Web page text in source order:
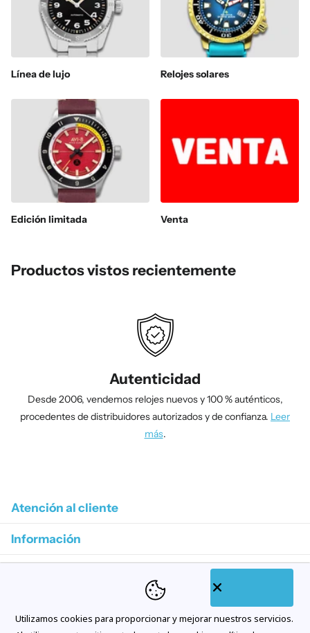
Línea de lujo Relojes solares
Edición limitada Venta
Productos vistos recientemente
Autenticidad
Desde 2006, vendemos relojes nuevos y 100 % auténticos,
procedentes de distribuidores autorizados y de confianza. Leer
más.
Atención al cliente
Información
Suscríbase a nuestros correos electrónicos
Utilizamos cookies para proporcionar y mejorar nuestros servicios.